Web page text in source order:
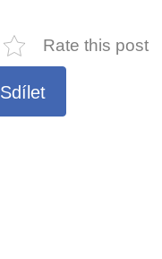
Rate this post
Sdílet